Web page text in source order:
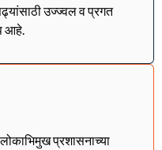
उज्ज्वल व प्रगत
आहे.
लोकाभिमुख प्रशासनाच्या